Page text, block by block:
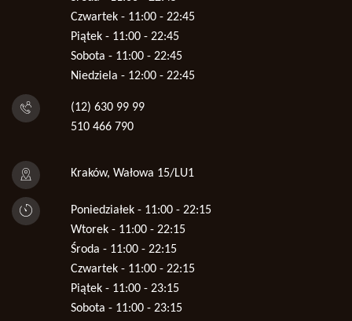
Czwartek - 11:00 - 22:45
Piątek - 11:00 - 22:45
Sobota - 11:00 - 22:45
Niedziela - 12:00 - 22:45
(12) 630 99 99
510 466 790
Kraków, Wałowa 15/LU1
Poniedziałek - 11:00 - 22:15
Wtorek - 11:00 - 22:15
Środa - 11:00 - 22:15
Czwartek - 11:00 - 22:15
Piątek - 11:00 - 23:15
Sobota - 11:00 - 23:15